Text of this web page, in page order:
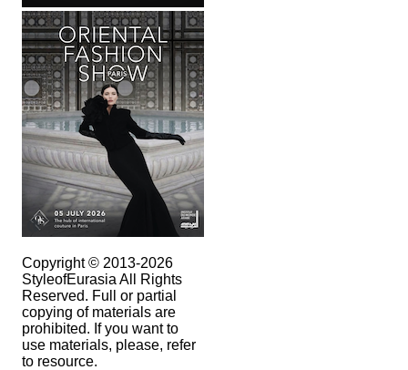
Copyright © 2013-2026
StyleofEurasia All Rights
Reserved. Full or partial
copying of materials are
prohibited. If you want to
use materials, please, refer
to resource.